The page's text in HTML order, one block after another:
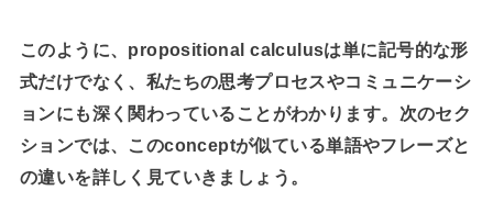
このように、propositional calculusは単に記号的な形
式だけでなく、私たちの思考プロセスやコミュニケーシ
ョンにも深く関わっていることがわかります。次のセク
ションでは、このconceptが似ている単語やフレーズと
の違いを詳しく見ていきましょう。